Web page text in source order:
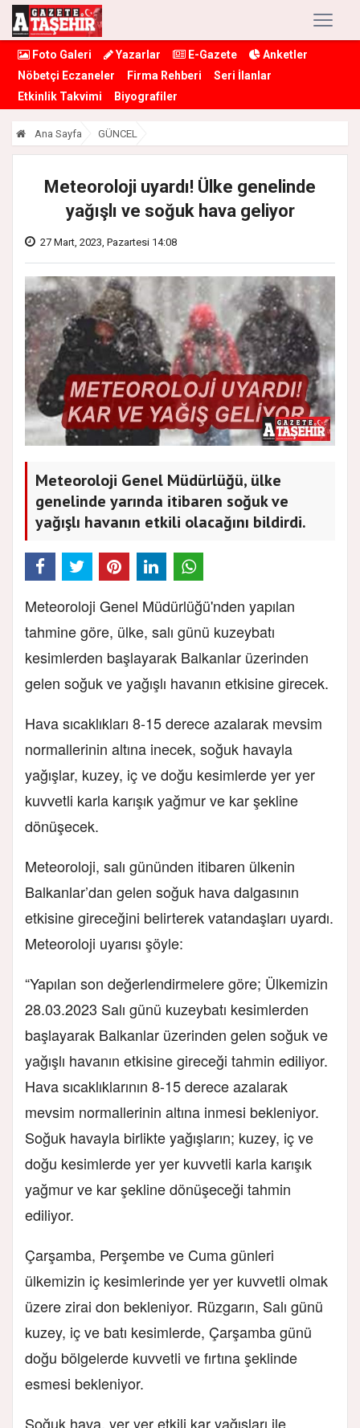
Foto Galeri Yazarlar E-Gazete
Anketler
Nöbetçi Eczaneler
Firma Rehberi
Seri İlanlar
Etkinlik Takvimi
Biyografiler
Ana Sayfa GÜNCEL
Meteoroloji uyardı! Ülke genelinde
yağışlı ve soğuk hava geliyor
27 Mart, 2023, Pazartesi 14:08
Meteoroloji Genel Müdürlüğü, ülke
genelinde yarında itibaren soğuk ve
yağışlı havanın etkili olacağını bildirdi.
Meteoroloji Genel Müdürlüğü'nden yapılan
tahmine göre, ülke, salı günü kuzeybatı
kesimlerden başlayarak Balkanlar üzerinden
gelen soğuk ve yağışlı havanın etkisine girecek.
Hava sıcaklıkları 8-15 derece azalarak mevsim
normallerinin altına inecek, soğuk havayla
yağışlar, kuzey, iç ve doğu kesimlerde yer yer
kuvvetli karla karışık yağmur ve kar şekline
dönüşecek.
Meteoroloji, salı gününden itibaren ülkenin
Balkanlar’dan gelen soğuk hava dalgasının
etkisine gireceğini belirterek vatandaşları uyardı.
Meteoroloji uyarısı şöyle:
“Yapılan son değerlendirmelere göre; Ülkemizin
28.03.2023 Salı günü kuzeybatı kesimlerden
başlayarak Balkanlar üzerinden gelen soğuk ve
yağışlı havanın etkisine gireceği tahmin ediliyor.
Hava sıcaklıklarının 8-15 derece azalarak
mevsim normallerinin altına inmesi bekleniyor.
Soğuk havayla birlikte yağışların; kuzey, iç ve
doğu kesimlerde yer yer kuvvetli karla karışık
yağmur ve kar şekline dönüşeceği tahmin
ediliyor.
Çarşamba, Perşembe ve Cuma günleri
ülkemizin iç kesimlerinde yer yer kuvvetli olmak
üzere zirai don bekleniyor. Rüzgarın, Salı günü
kuzey, iç ve batı kesimlerde, Çarşamba günü
doğu bölgelerde kuvvetli ve fırtına şeklinde
esmesi bekleniyor.
Soğuk hava, yer yer etkili kar yağışları ile